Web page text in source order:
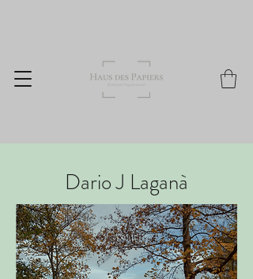
Dario J Laganà